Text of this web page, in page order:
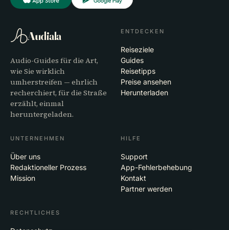
Audiala
Audio-Guides für die Art,
wie Sie wirklich
umherstreifen — ehrlich
recherchiert, für die Straße
erzählt, einmal
heruntergeladen.
ENTDECKEN
Reiseziele
Guides
Reisetipps
Preise ansehen
Herunterladen
UNTERNEHMEN
Über uns
Redaktioneller Prozess
Mission
HILFE
Support
App-Fehlerbehebung
Kontakt
Partner werden
RECHTLICHES